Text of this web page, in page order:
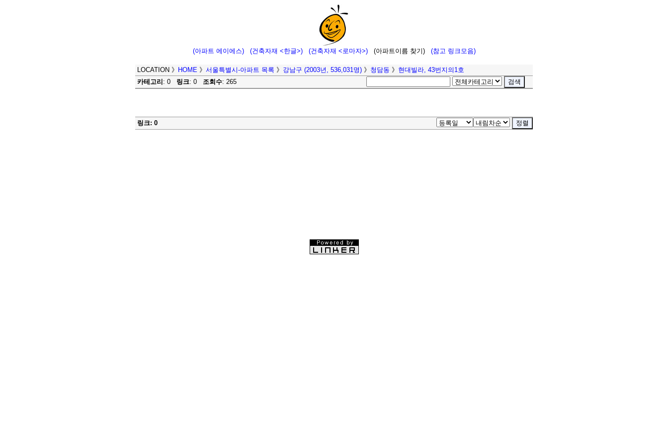
(아파트 에이에스) (건축자재 <한글>) (건축자재 <로마자>) (아파트이름 찾기) (참고 링크모음)
LOCATION 》 HOME 》 서울특별시-아파트 목록 》 강남구 (2003년, 536,031명) 》 청담동 》 현대빌라, 43번지의1호
카테고리 : 0 링크: 0 조회수: 265
링크: 0